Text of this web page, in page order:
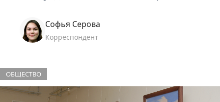
Софья Серова
Корреспондент
ОБЩЕСТВО